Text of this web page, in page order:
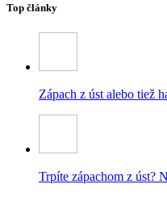
Top články
Zápach z úst alebo tiež
Trpíte zápachom z úst?